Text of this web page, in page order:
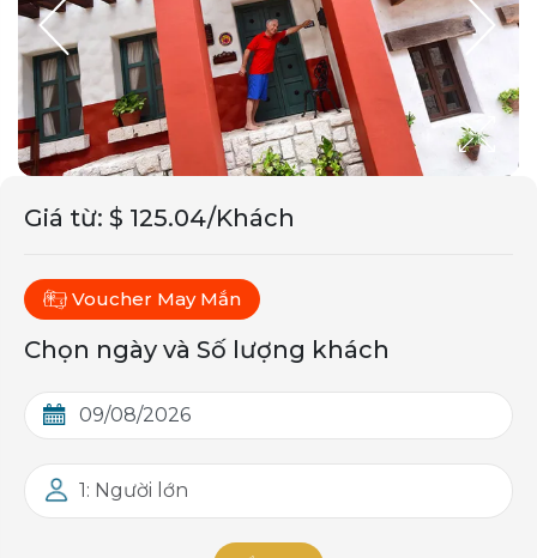
Giá từ: $ 125.04/Khách
Voucher May Mắn
Chọn ngày và Số lượng khách
1: Người lớn